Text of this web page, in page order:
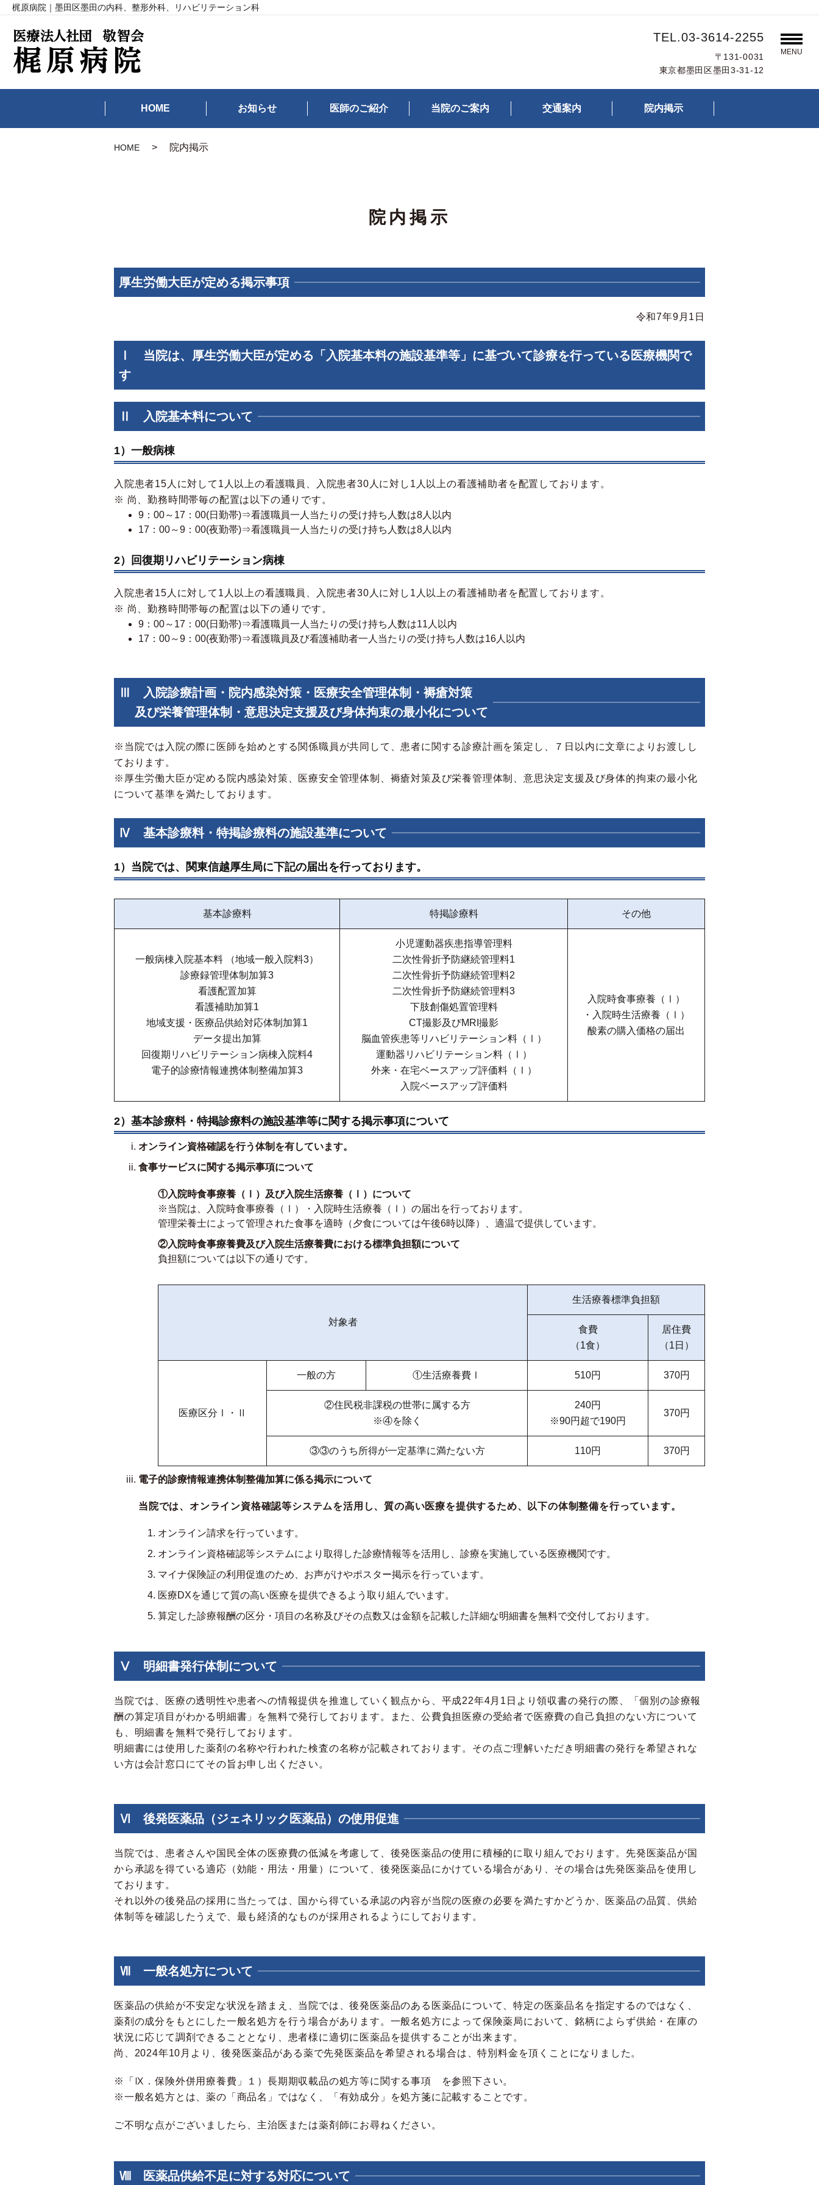
梶原病院｜墨田区墨田の内科、整形外科、リハビリテーション科
TEL.03-3614-2255
〒131-0031
東京都墨田区墨田3-31-12
MENU
HOME お知らせ 医師のご紹介 当院のご案内 交通案内 院内掲示
HOME 院内掲示
院内掲示
厚生労働大臣が定める掲示事項
令和7年9月1日
Ⅰ 当院は、厚生労働大臣が定める「入院基本料の施設基準等」に基づいて診療を行っている医療機関で
す
Ⅱ 入院基本料について
1）一般病棟
入院患者15人に対して1人以上の看護職員、入院患者30人に対し1人以上の看護補助者を配置しております。
※ 尚、勤務時間帯毎の配置は以下の通りです。
9：00～17：00(日勤帯)⇒看護職員一人当たりの受け持ち人数は8人以内
17：00～9：00(夜勤帯)⇒看護職員一人当たりの受け持ち人数は8人以内
2）回復期リハビリテーション病棟
入院患者15人に対して1人以上の看護職員、入院患者30人に対し1人以上の看護補助者を配置しております。
※ 尚、勤務時間帯毎の配置は以下の通りです。
9：00～17：00(日勤帯)⇒看護職員一人当たりの受け持ち人数は11人以内
17：00～9：00(夜勤帯)⇒看護職員及び看護補助者一人当たりの受け持ち人数は16人以内
Ⅲ 入院診療計画・院内感染対策・医療安全管理体制・褥瘡対策
及び栄養管理体制・意思決定支援及び身体拘束の最小化について
※当院では入院の際に医師を始めとする関係職員が共同して、患者に関する診療計画を策定し、７日以内に文章によりお渡しし
ております。
※厚生労働大臣が定める院内感染対策、医療安全管理体制、褥瘡対策及び栄養管理体制、意思決定支援及び身体的拘束の最小化
について基準を満たしております。
Ⅳ 基本診療料・特掲診療料の施設基準について
1）当院では、関東信越厚生局に下記の届出を行っております。
基本診療料 特掲診療料 その他
一般病棟入院基本料 （地域一般入院料3）
診療録管理体制加算3
看護配置加算
看護補助加算1
地域支援・医療品供給対応体制加算1
データ提出加算
回復期リハビリテーション病棟入院料4
電子的診療情報連携体制整備加算3
小児運動器疾患指導管理料
二次性骨折予防継続管理料1
二次性骨折予防継続管理料2
二次性骨折予防継続管理料3
下肢創傷処置管理料
CT撮影及びMRI撮影
脳血管疾患等リハビリテーション料（Ⅰ）
運動器リハビリテーション料（Ⅰ）
外来・在宅ベースアップ評価料（Ⅰ）
入院ベースアップ評価料
入院時食事療養（Ⅰ）
・入院時生活療養（Ⅰ）
酸素の購入価格の届出
2）基本診療料・特掲診療料の施設基準等に関する掲示事項について
オンライン資格確認を行う体制を有しています。
食事サービスに関する掲示事項について
①入院時食事療養（Ⅰ）及び入院生活療養（Ⅰ）について
※当院は、入院時食事療養（Ⅰ）・入院時生活療養（Ⅰ）の届出を行っております。
管理栄養士によって管理された食事を適時（夕食については午後6時以降）、適温で提供しています。
②入院時食事療養費及び入院生活療養費における標準負担額について
負担額については以下の通りです。
対象者
生活療養標準負担額
食費
（1食）
居住費
（1日）
医療区分Ⅰ・Ⅱ
一般の方 ①生活療養費Ⅰ 510円 370円
②住民税非課税の世帯に属する方
※④を除く
240円
※90円超で190円
370円
③③のうち所得が一定基準に満たない方 110円 370円
電子的診療情報連携体制整備加算に係る掲示について
当院では、オンライン資格確認等システムを活用し、質の高い医療を提供するため、以下の体制整備を行っています。
オンライン請求を行っています。
オンライン資格確認等システムにより取得した診療情報等を活用し、診療を実施している医療機関です。
マイナ保険証の利用促進のため、お声がけやポスター掲示を行っています。
医療DXを通じて質の高い医療を提供できるよう取り組んでいます。
算定した診療報酬の区分・項目の名称及びその点数又は金額を記載した詳細な明細書を無料で交付しております。
Ⅴ 明細書発行体制について
当院では、医療の透明性や患者への情報提供を推進していく観点から、平成22年4月1日より領収書の発行の際、「個別の診療報
酬の算定項目がわかる明細書」を無料で発行しております。また、公費負担医療の受給者で医療費の自己負担のない方について
も、明細書を無料で発行しております。
明細書には使用した薬剤の名称や行われた検査の名称が記載されております。その点ご理解いただき明細書の発行を希望されな
い方は会計窓口にてその旨お申し出ください。
Ⅵ 後発医薬品（ジェネリック医薬品）の使用促進
当院では、患者さんや国民全体の医療費の低減を考慮して、後発医薬品の使用に積極的に取り組んでおります。先発医薬品が国
から承認を得ている適応（効能・用法・用量）について、後発医薬品にかけている場合があり、その場合は先発医薬品を使用し
ております。
それ以外の後発品の採用に当たっては、国から得ている承認の内容が当院の医療の必要を満たすかどうか、医薬品の品質、供給
体制等を確認したうえで、最も経済的なものが採用されるようにしております。
Ⅶ 一般名処方について
医薬品の供給が不安定な状況を踏まえ、当院では、後発医薬品のある医薬品について、特定の医薬品名を指定するのではなく、
薬剤の成分をもとにした一般名処方を行う場合があります。一般名処方によって保険薬局において、銘柄によらず供給・在庫の
状況に応じて調剤できることとなり、患者様に適切に医薬品を提供することが出来ます。
尚、2024年10月より、後発医薬品がある薬で先発医薬品を希望される場合は、特別料金を頂くことになりました。
※「Ⅸ．保険外併用療養費」１）長期期収載品の処方等に関する事項 を参照下さい。
※一般名処方とは、薬の「商品名」ではなく、「有効成分」を処方箋に記載することです。
ご不明な点がございましたら、主治医または薬剤師にお尋ねください。
Ⅷ 医薬品供給不足に対する対応について